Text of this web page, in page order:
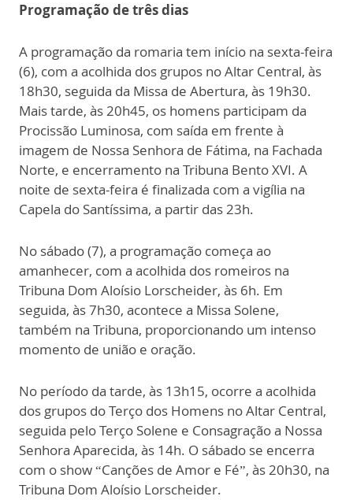
Programação de três dias
A programação da romaria tem início na sexta-feira
(6), com a acolhida dos grupos no Altar Central, às
18h30, seguida da Missa de Abertura, às 19h30.
Mais tarde, às 20h45, os homens participam da
Procissão Luminosa, com saída em frente à
imagem de Nossa Senhora de Fátima, na Fachada
Norte, e encerramento na Tribuna Bento XVI. A
noite de sexta-feira é finalizada com a vigília na
Capela do Santíssima, a partir das 23h.
No sábado (7), a programação começa ao
amanhecer, com a acolhida dos romeiros na
Tribuna Dom Aloísio Lorscheider, às 6h. Em
seguida, às 7h30, acontece a Missa Solene,
também na Tribuna, proporcionando um intenso
momento de união e oração.
No período da tarde, às 13h15, ocorre a acolhida
dos grupos do Terço dos Homens no Altar Central,
seguida pelo Terço Solene e Consagração a Nossa
Senhora Aparecida, às 14h. O sábado se encerra
com o show “Canções de Amor e Fé”, às 20h30, na
Tribuna Dom Aloísio Lorscheider.